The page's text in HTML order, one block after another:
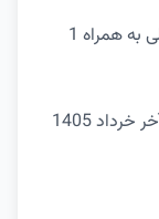
ویژه خرید اشتراک 12 ماهه کل سال تحصیلی به همراه 1
1405